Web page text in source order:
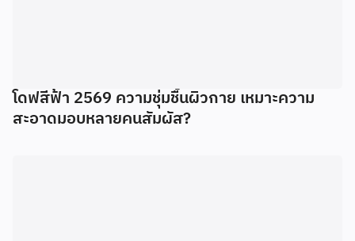
โดฟสีฟ้า 2569 ความชุ่มชื้นผิวกาย เหมาะความ
สะอาดมอบหลายคนสัมผัส?